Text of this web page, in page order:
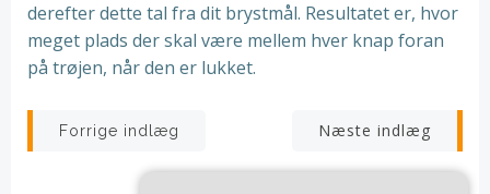
derefter dette tal fra dit brystmål. Resultatet er, hvor
meget plads der skal være mellem hver knap foran
på trøjen, når den er lukket.
Indlægsnavigation
Forrige indlæg Næste indlæg